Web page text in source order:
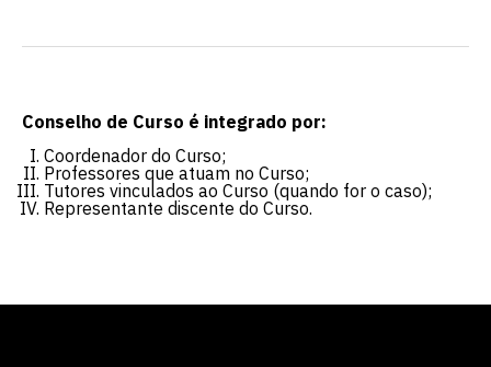
Conselho de Curso é integrado por:
Coordenador do Curso;
Professores que atuam no Curso;
Tutores vinculados ao Curso (quando for o caso);
Representante discente do Curso.